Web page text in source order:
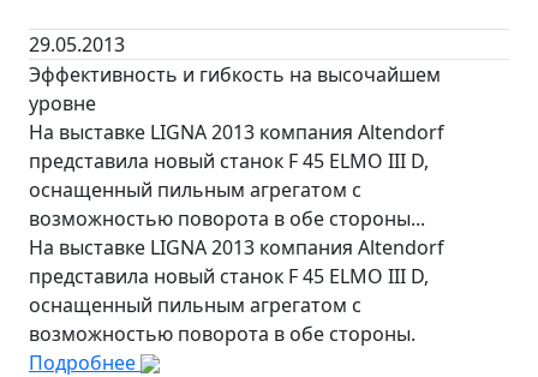
29.05.2013
Эффективность и гибкость на высочайшем
уровне
На выставке LIGNA 2013 компания Altendorf
представила новый станок F 45 ELMO III D,
оснащенный пильным агрегатом с
возможностью поворота в обе стороны...
На выставке LIGNA 2013 компания Altendorf
представила новый станок F 45 ELMO III D,
оснащенный пильным агрегатом с
возможностью поворота в обе стороны.
Подробнее